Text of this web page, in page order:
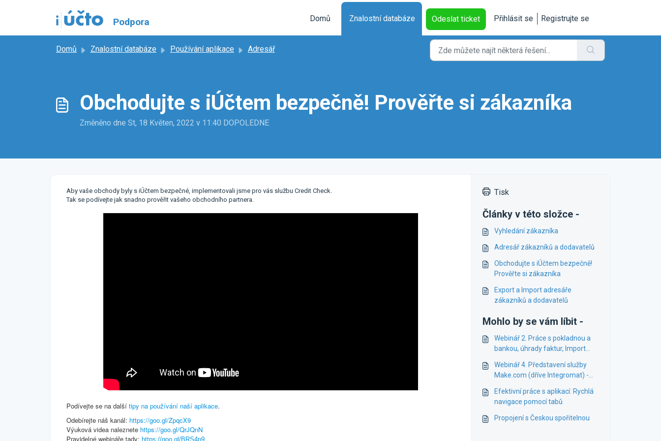
Podpora Domů Znalostní databáze Odeslat ticket Přihlásit se Registrujte se
Domů Znalostní databáze Používání aplikace Adresář
Obchodujte s iÚčtem bezpečně! Prověřte si zákazníka
Změněno dne St, 18 Květen, 2022 v 11:40 DOPOLEDNE
Aby vaše obchody byly s iÚčtem bezpečné, implementovali jsme pro vás službu Credit Check.
Tak se podívejte jak snadno prověřit vašeho obchodního partnera.
Podívejte se na další tipy na používání naší aplikace.
Odebírejte náš kanál: https://goo.gl/ZpqcX9
Výuková videa naleznete https://goo.gl/QrJQnN
Pravidelné webináře tady: https://goo.gl/BRS4p9
Tisk
Články v této složce -
Vyhledání zákazníka
Adresář zákazníků a dodavatelů
Obchodujte s iÚčtem bezpečně!
Prověřte si zákazníka
Export a Import adresáře
zákazníků a dodavatelů
Mohlo by se vám líbit -
Webinář 2. Práce s pokladnou a
bankou, úhrady faktur, Import
Webinář 4. Představení služby
Make.com (dříve Integromat) -
Efektivní práce s aplikací: Rychlá
navigace pomocí tabů
Propojení s Českou spořitelnou